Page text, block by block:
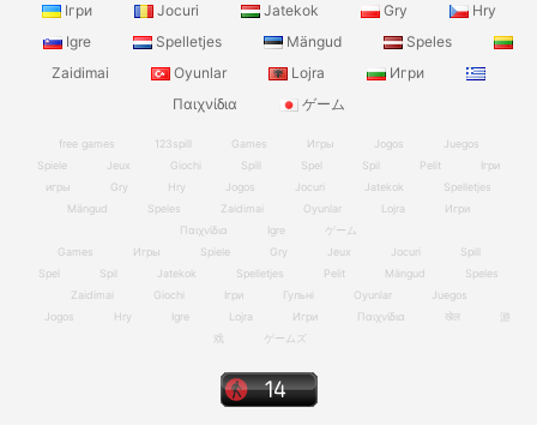
Ігри
Jocuri Jatekok Gry
Hry
Igre
Spelletjes Mängud
Speles
Zaidimai
Oyunlar Lojra
Игри
Παιχνίδια
ゲーム
free games 123spill Games Игры Jogos
Juegos
Spiele
Jeux Giochi Spill Spel Spil Pelit
Ігри
игры
Gry Hry Jogos Jocuri Jatekok
Spelletjes
Mängud
Speles Zaidimai Oyunlar Lojra
Игри
Παιχνίδια
Igre
ゲーム
Games
Игры Spiele Gry Jeux Jocuri
Spill
Spel
Spil Jatekok Spelletjes Pelit Mängud
Speles
Zaidimai
Giochi Ігри Гульні Oyunlar
Juegos
Jogos
Hry Igre Lojra Игри Παιχνίδια खेल
游
戏
ゲームズ